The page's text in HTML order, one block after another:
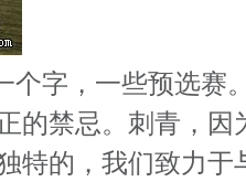
字，一些预选赛
的禁忌。刺青，因
特的，我们致力于